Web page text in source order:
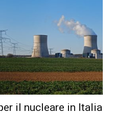
il nucleare in Italia